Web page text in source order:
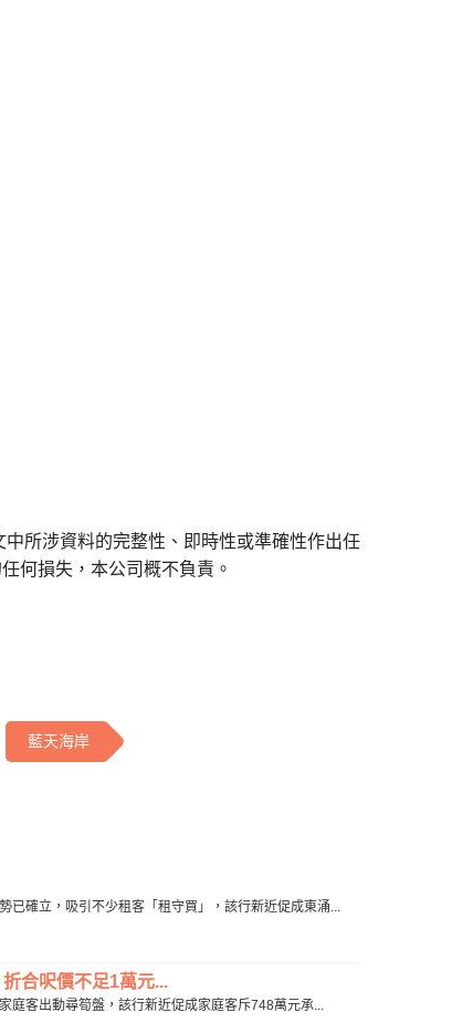
所涉資料的完整性、即時性或準確性作出任
何損失，本公司概不負責。
藍天海岸
已確立，吸引不少租客「租守買」，該行新近促成東涌...
合呎價不足1萬元...
庭客出動尋筍盤，該行新近促成家庭客斥748萬元承...